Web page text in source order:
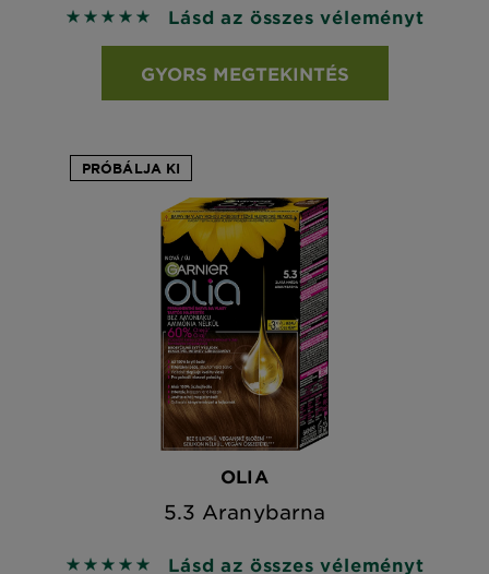
5 out of 5 stars based on reviews
Lásd az összes véleményt
GYORS MEGTEKINTÉS
PRÓBÁLJA KI
OLIA
5.3 Aranybarna
5 out of 5 stars based on reviews
Lásd az összes véleményt